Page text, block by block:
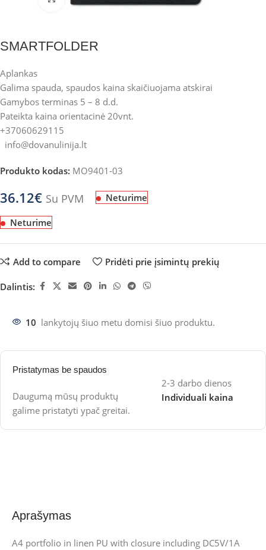
SMARTFOLDER
Aplankas
Galima spauda, spaudos kaina skaičiuojama atskirai
Gamybos terminas 5 – 8 d.d.
Pateikta kaina orientacinė 20vnt.
+37060629115
info@dovanulinija.lt
Produkto kodas: MO9401-03
36.12€ Su PVM Neturime
Neturime
Add to compare Pridėti prie įsimintų prekių
Dalintis:
10 lankytojų šiuo metu domisi šiuo produktu.
Pristatymas be spaudos
Daugumą mūsų produktų
galime pristatyti ypač greitai.
2-3 darbo dienos
Individuali kaina
Aprašymas
A4 portfolio in linen PU with closure including DC5V/1A